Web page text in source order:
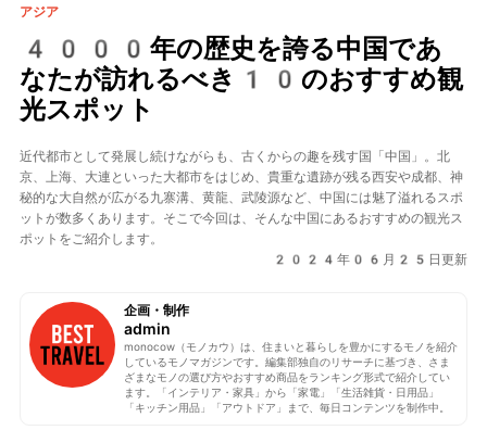
アジア
4000年の歴史を誇る中国であ
なたが訪れるべき10のおすすめ観
光スポット
近代都市として発展し続けながらも、古くからの趣を残す国「中国」。北
京、上海、大連といった大都市をはじめ、貴重な遺跡が残る西安や成都、神
秘的な大自然が広がる九寨溝、黄龍、武陵源など、中国には魅了溢れるスポ
ットが数多くあります。そこで今回は、そんな中国にあるおすすめの観光ス
ポットをご紹介します。
2024年06月25日更新
企画・制作
admin
monocow（モノカウ）は、住まいと暮らしを豊かにするモノを紹介
しているモノマガジンです。編集部独自のリサーチに基づき、さま
ざまなモノの選び方やおすすめ商品をランキング形式で紹介してい
ます。「インテリア・家具」から「家電」「生活雑貨・日用品」
「キッチン用品」「アウトドア」まで、毎日コンテンツを制作中。